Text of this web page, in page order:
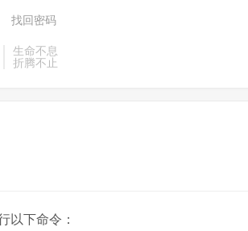
生命不息
折腾不止
找回密码
以下命令：